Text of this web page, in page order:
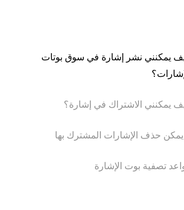
يمكنني نشر إشارة في سوق بوتات
يمكنني الاشتراك في إشارة؟
يمكن حذف الإشارات المشترك بها
تصفية بوت الإشارة